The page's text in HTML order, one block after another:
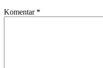
Komentar *